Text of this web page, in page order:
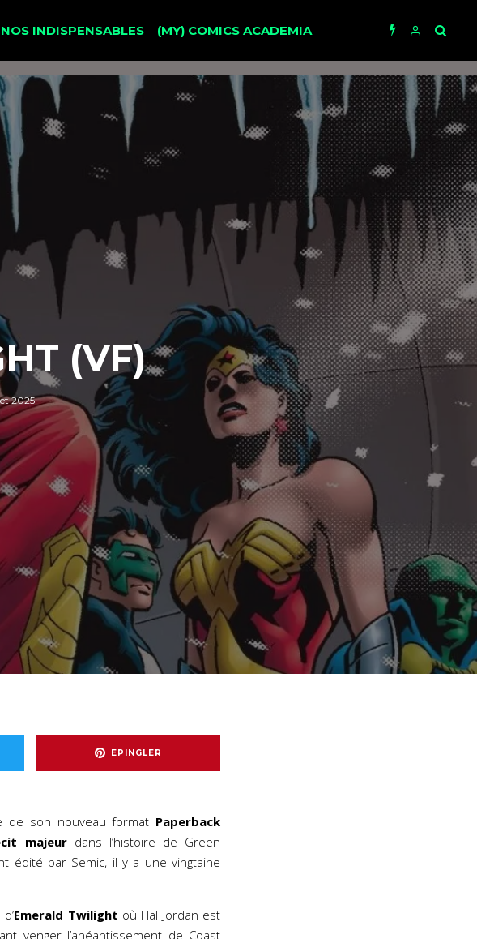
NOS INDISPENSABLES (MY) COMICS ACADEMIA
(VF)
2025
EPINGLER
de son nouveau format Paperback
majeurdans l’histoire de Green
édité par Semic, il y a une vingtaine
Emerald Twilight où Hal Jordan est
venger l’anéantissement de Coast